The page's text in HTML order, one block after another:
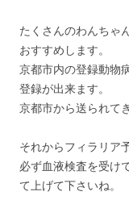
たくさんのわんちゃ
おすすめします。
京都市内の登録動物
登録が出来ます。
京都市から送られて
それからフィラリア
必ず血液検査を受け
て上げて下さいね。